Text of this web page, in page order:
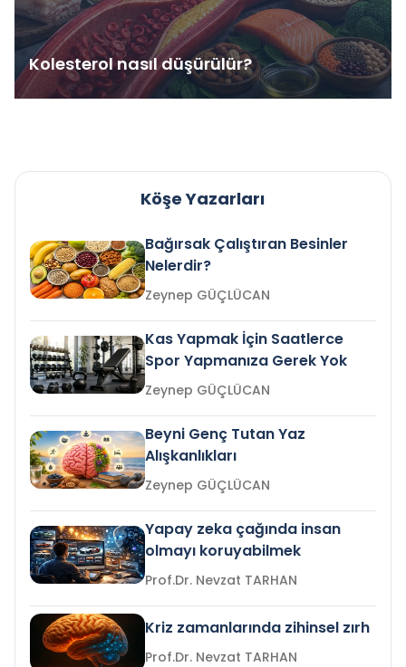
Kolesterol nasıl düşürülür?
Köşe Yazarları
Bağırsak Çalıştıran Besinler
Nelerdir?
Zeynep GÜÇLÜCAN
Kas Yapmak İçin Saatlerce
Spor Yapmanıza Gerek Yok
Zeynep GÜÇLÜCAN
Beyni Genç Tutan Yaz
Alışkanlıkları
Zeynep GÜÇLÜCAN
Yapay zeka çağında insan
olmayı koruyabilmek
Prof.Dr. Nevzat TARHAN
Kriz zamanlarında zihinsel zırh
Prof.Dr. Nevzat TARHAN